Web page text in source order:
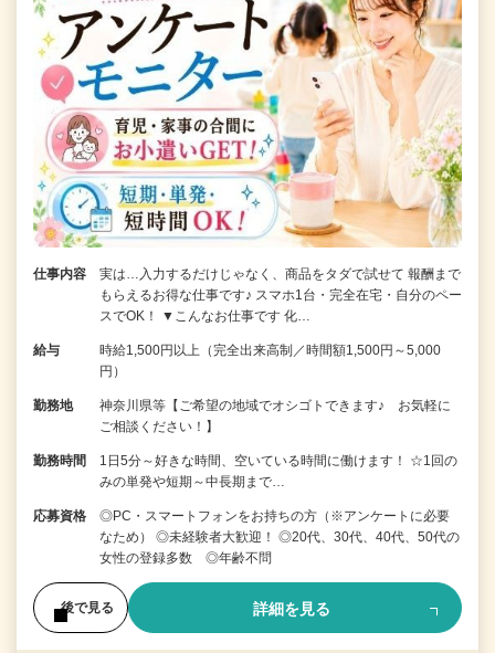
仕事内容
実は…入力するだけじゃなく、商品をタダで試せて 報酬まで
もらえるお得な仕事です♪ スマホ1台・完全在宅・自分のペー
スでOK！ ▼こんなお仕事です 化…
給与
時給1,500円以上（完全出来高制／時間額1,500円～5,000
円）
勤務地
神奈川県等【ご希望の地域でオシゴトできます♪ お気軽に
ご相談ください！】
勤務時間
1日5分～好きな時間、空いている時間に働けます！ ☆1回の
みの単発や短期～中長期まで…
応募資格
◎PC・スマートフォンをお持ちの方（※アンケートに必要
なため） ◎未経験者大歓迎！ ◎20代、30代、40代、50代の
女性の登録多数 ◎年齢不問
後で見る 詳細を見る